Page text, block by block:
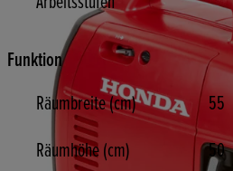
Funktion
Räumbreite (cm)
55
Räumhöhe (cm)
50